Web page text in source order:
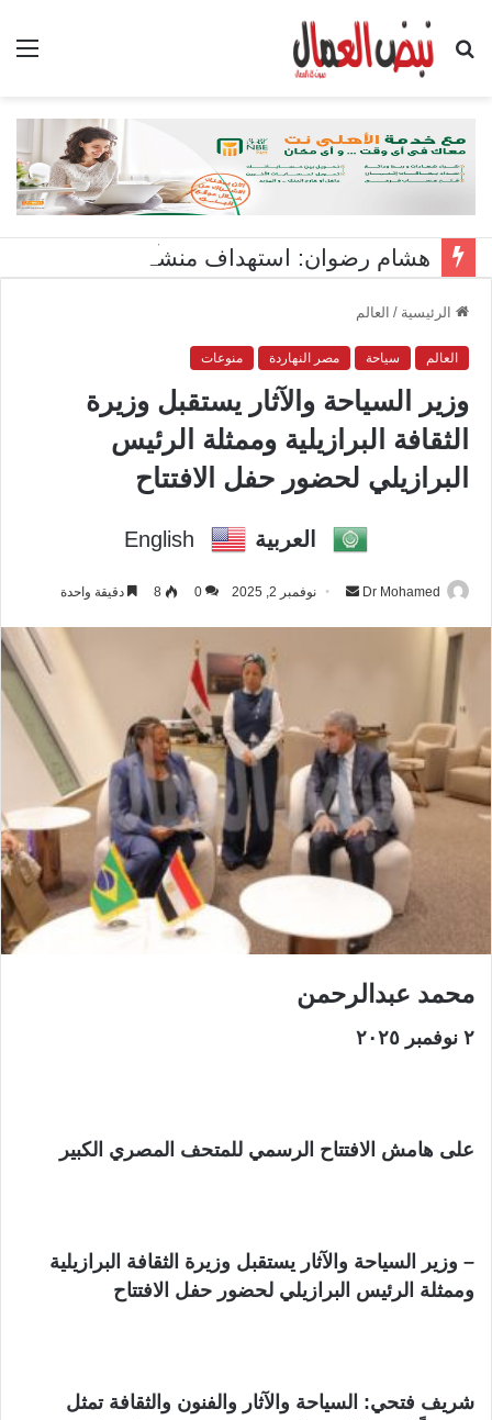
بحث
الرئيسية / العالم
العالم سياحة مصر النهاردة منوعات
وزير السياحة والآثار يستقبل وزيرة
الثقافة البرازيلية وممثلة الرئيس
البرازيلي لحضور حفل الافتتاح
العربية English
Dr Mohamed
ر
ي
د
إ
ل
ك
ر
ي
نوفمبر 2, 2025 0
8 دقيقة واحدة
محمد عبدالرحمن
٢ نوفمبر ٢٠٢٥
على هامش الافتتاح الرسمي للمتحف المصري الكبير
– وزير السياحة والآثار يستقبل وزيرة الثقافة البرازيلية
وممثلة الرئيس البرازيلي لحضور حفل الافتتاح
شريف فتحي: السياحة والآثار والفنون والثقافة تمثل